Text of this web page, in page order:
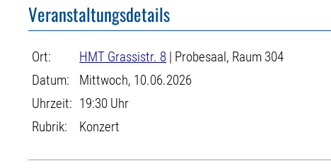
Veranstaltungsdetails
Ort: HMT Grassistr. 8 | Probesaal, Raum 304
Datum:
Mittwoch, 10.06.2026
Uhrzeit: 19:30 Uhr
Rubrik:
Konzert